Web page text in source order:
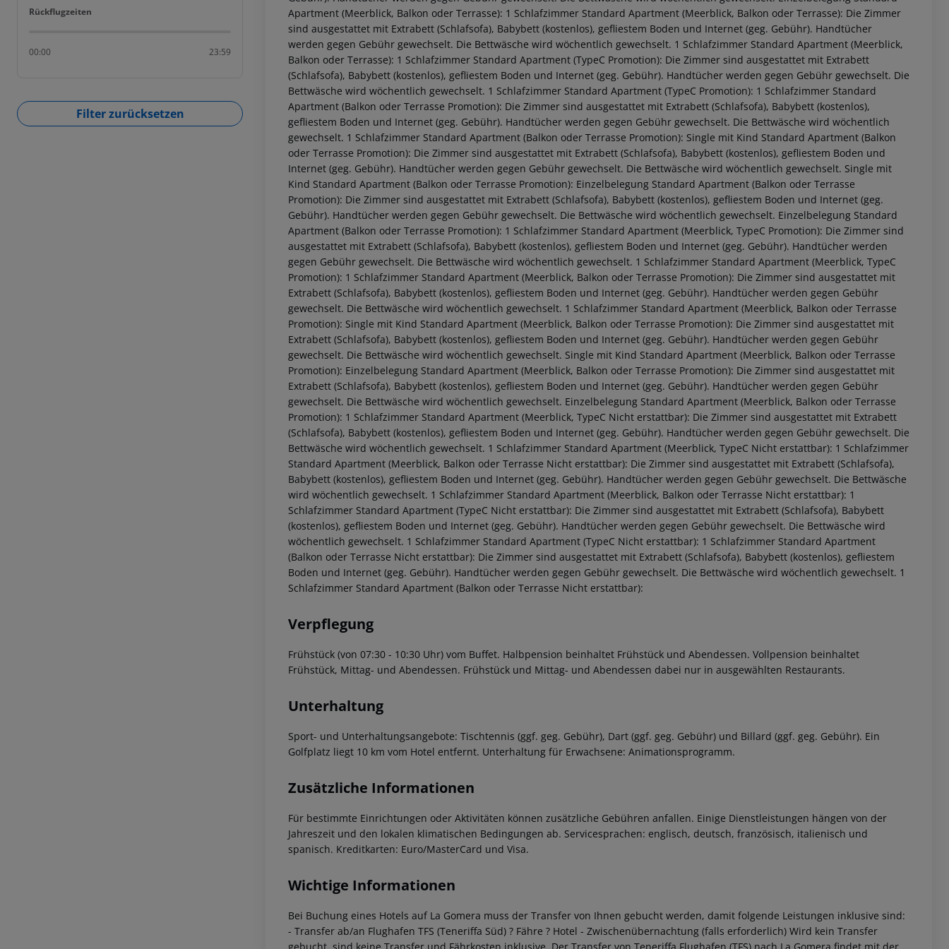
Rückflugzeiten
Rückflugzeiten
00:00 23:59
Filter zurücksetzen
Apartment (Meerblick, Balkon oder Terrasse): 1 Schlafzimmer Standard Apartment (Meerblick, Balkon oder Terrasse): Die Zimmer
sind ausgestattet mit Extrabett (Schlafsofa), Babybett (kostenlos), gefliestem Boden und Internet (geg. Gebühr). Handtücher
werden gegen Gebühr gewechselt. Die Bettwäsche wird wöchentlich gewechselt. 1 Schlafzimmer Standard Apartment (Meerblick,
Balkon oder Terrasse): 1 Schlafzimmer Standard Apartment (TypeC Promotion): Die Zimmer sind ausgestattet mit Extrabett
(Schlafsofa), Babybett (kostenlos), gefliestem Boden und Internet (geg. Gebühr). Handtücher werden gegen Gebühr gewechselt. Die
Bettwäsche wird wöchentlich gewechselt. 1 Schlafzimmer Standard Apartment (TypeC Promotion): 1 Schlafzimmer Standard
Apartment (Balkon oder Terrasse Promotion): Die Zimmer sind ausgestattet mit Extrabett (Schlafsofa), Babybett (kostenlos),
gefliestem Boden und Internet (geg. Gebühr). Handtücher werden gegen Gebühr gewechselt. Die Bettwäsche wird wöchentlich
gewechselt. 1 Schlafzimmer Standard Apartment (Balkon oder Terrasse Promotion): Single mit Kind Standard Apartment (Balkon
oder Terrasse Promotion): Die Zimmer sind ausgestattet mit Extrabett (Schlafsofa), Babybett (kostenlos), gefliestem Boden und
Internet (geg. Gebühr). Handtücher werden gegen Gebühr gewechselt. Die Bettwäsche wird wöchentlich gewechselt. Single mit
Kind Standard Apartment (Balkon oder Terrasse Promotion): Einzelbelegung Standard Apartment (Balkon oder Terrasse
Promotion): Die Zimmer sind ausgestattet mit Extrabett (Schlafsofa), Babybett (kostenlos), gefliestem Boden und Internet (geg.
Gebühr). Handtücher werden gegen Gebühr gewechselt. Die Bettwäsche wird wöchentlich gewechselt. Einzelbelegung Standard
Apartment (Balkon oder Terrasse Promotion): 1 Schlafzimmer Standard Apartment (Meerblick, TypeC Promotion): Die Zimmer sind
ausgestattet mit Extrabett (Schlafsofa), Babybett (kostenlos), gefliestem Boden und Internet (geg. Gebühr). Handtücher werden
gegen Gebühr gewechselt. Die Bettwäsche wird wöchentlich gewechselt. 1 Schlafzimmer Standard Apartment (Meerblick, TypeC
Promotion): 1 Schlafzimmer Standard Apartment (Meerblick, Balkon oder Terrasse Promotion): Die Zimmer sind ausgestattet mit
Extrabett (Schlafsofa), Babybett (kostenlos), gefliestem Boden und Internet (geg. Gebühr). Handtücher werden gegen Gebühr
gewechselt. Die Bettwäsche wird wöchentlich gewechselt. 1 Schlafzimmer Standard Apartment (Meerblick, Balkon oder Terrasse
Promotion): Single mit Kind Standard Apartment (Meerblick, Balkon oder Terrasse Promotion): Die Zimmer sind ausgestattet mit
Extrabett (Schlafsofa), Babybett (kostenlos), gefliestem Boden und Internet (geg. Gebühr). Handtücher werden gegen Gebühr
gewechselt. Die Bettwäsche wird wöchentlich gewechselt. Single mit Kind Standard Apartment (Meerblick, Balkon oder Terrasse
Promotion): Einzelbelegung Standard Apartment (Meerblick, Balkon oder Terrasse Promotion): Die Zimmer sind ausgestattet mit
Extrabett (Schlafsofa), Babybett (kostenlos), gefliestem Boden und Internet (geg. Gebühr). Handtücher werden gegen Gebühr
gewechselt. Die Bettwäsche wird wöchentlich gewechselt. Einzelbelegung Standard Apartment (Meerblick, Balkon oder Terrasse
Promotion): 1 Schlafzimmer Standard Apartment (Meerblick, TypeC Nicht erstattbar): Die Zimmer sind ausgestattet mit Extrabett
(Schlafsofa), Babybett (kostenlos), gefliestem Boden und Internet (geg. Gebühr). Handtücher werden gegen Gebühr gewechselt. Die
Bettwäsche wird wöchentlich gewechselt. 1 Schlafzimmer Standard Apartment (Meerblick, TypeC Nicht erstattbar): 1 Schlafzimmer
Standard Apartment (Meerblick, Balkon oder Terrasse Nicht erstattbar): Die Zimmer sind ausgestattet mit Extrabett (Schlafsofa),
Babybett (kostenlos), gefliestem Boden und Internet (geg. Gebühr). Handtücher werden gegen Gebühr gewechselt. Die Bettwäsche
wird wöchentlich gewechselt. 1 Schlafzimmer Standard Apartment (Meerblick, Balkon oder Terrasse Nicht erstattbar): 1
Schlafzimmer Standard Apartment (TypeC Nicht erstattbar): Die Zimmer sind ausgestattet mit Extrabett (Schlafsofa), Babybett
(kostenlos), gefliestem Boden und Internet (geg. Gebühr). Handtücher werden gegen Gebühr gewechselt. Die Bettwäsche wird
wöchentlich gewechselt. 1 Schlafzimmer Standard Apartment (TypeC Nicht erstattbar): 1 Schlafzimmer Standard Apartment
(Balkon oder Terrasse Nicht erstattbar): Die Zimmer sind ausgestattet mit Extrabett (Schlafsofa), Babybett (kostenlos), gefliestem
Boden und Internet (geg. Gebühr). Handtücher werden gegen Gebühr gewechselt. Die Bettwäsche wird wöchentlich gewechselt. 1
Schlafzimmer Standard Apartment (Balkon oder Terrasse Nicht erstattbar):
Verpflegung
Frühstück (von 07:30 - 10:30 Uhr) vom Buffet. Halbpension beinhaltet Frühstück und Abendessen. Vollpension beinhaltet
Frühstück, Mittag- und Abendessen. Frühstück und Mittag- und Abendessen dabei nur in ausgewählten Restaurants.
Unterhaltung
Sport- und Unterhaltungsangebote: Tischtennis (ggf. geg. Gebühr), Dart (ggf. geg. Gebühr) und Billard (ggf. geg. Gebühr). Ein
Golfplatz liegt 10 km vom Hotel entfernt. Unterhaltung für Erwachsene: Animationsprogramm.
Zusätzliche Informationen
Für bestimmte Einrichtungen oder Aktivitäten können zusätzliche Gebühren anfallen. Einige Dienstleistungen hängen von der
Jahreszeit und den lokalen klimatischen Bedingungen ab. Servicesprachen: englisch, deutsch, französisch, italienisch und
spanisch. Kreditkarten: Euro/MasterCard und Visa.
Wichtige Informationen
Bei Buchung eines Hotels auf La Gomera muss der Transfer von Ihnen gebucht werden, damit folgende Leistungen inklusive sind:
- Transfer ab/an Flughafen TFS (Teneriffa Süd) ? Fähre ? Hotel - Zwischenübernachtung (falls erforderlich) Wird kein Transfer